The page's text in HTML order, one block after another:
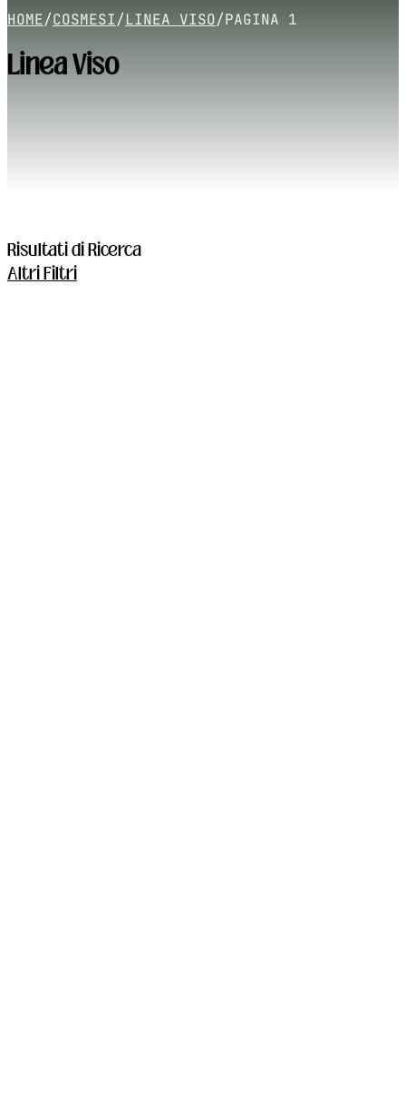
HOME/COSMESI/LINEA VISO/PAGINA 1
Linea Viso
Risultati di Ricerca
Altri Filtri